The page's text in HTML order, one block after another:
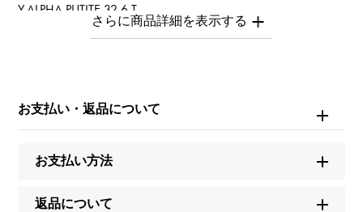
Y.ALPHA.PUTITE.32.6.T
ユキザキ
モデル名
お支払い・返品について
お支払い方法
返品について